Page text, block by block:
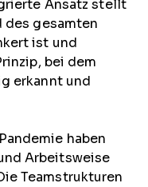
Ansatz stellt
des gesamten
ist und
bei dem
erkannt und
haben
Arbeitsweise
Teamstrukturen